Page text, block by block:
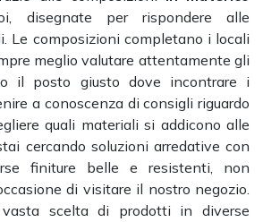
disegnate per rispondere alle
Le composizioni completano i locali
meglio valutare attentamente gli
il posto giusto dove incontrare i
a conoscenza di consigli riguardo
quali materiali si addicono alle
cercando soluzioni arredative con
finiture belle e resistenti, non
di visitare il nostro negozio.
vasta scelta di prodotti in diverse